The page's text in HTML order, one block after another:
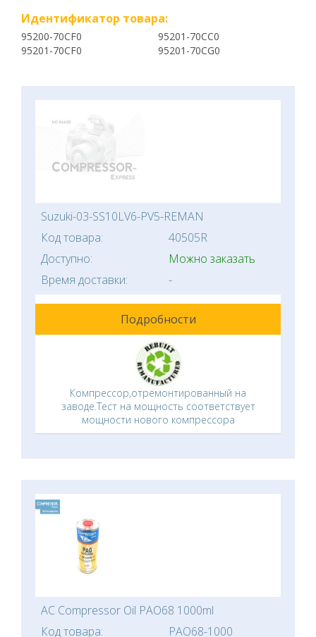
Идентификатор товара:
95200-70CF0
95201-70CC0
95201-70CF0
95201-70CG0
Suzuki-03-SS10LV6-PV5-REMAN
Код товара:
40505R
Доступно:
Можно заказать
Время доставки:
-
Подробности
Компрессор,отремонтированный на
заводе.Тест на мощность соответствует
мощности нового компрессора
AC Compressor Oil PAO68 1000ml
Код товара:
PAO68-1000